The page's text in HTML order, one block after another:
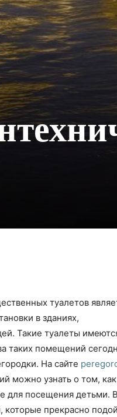
туалетов
в зданиях,
Такие туалеты
таких помещений
На сайте
можно узнать о том, как
для посещения детьми. В
которые прекрасно